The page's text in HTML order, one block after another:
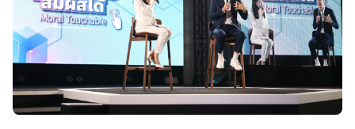
Making Data Visible
Thai PBS Verify
ตรวจสอบข่าวปลอม คัดกรองข่าวจริง